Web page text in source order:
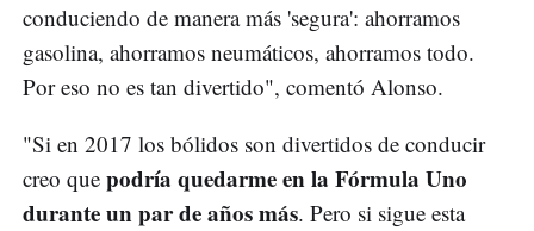
conduciendo de manera más 'segura': ahorramos
gasolina, ahorramos neumáticos, ahorramos todo.
Por eso no es tan divertido", comentó Alonso.
"Si en 2017 los bólidos son divertidos de conducir
creo que podría quedarme en la Fórmula Uno
durante un par de años más. Pero si sigue esta